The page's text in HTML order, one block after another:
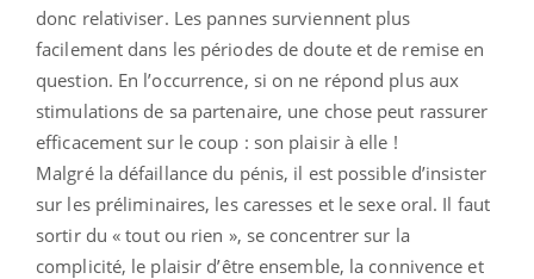
donc relativiser. Les pannes surviennent plus
facilement dans les périodes de doute et de remise en
question. En l’occurrence, si on ne répond plus aux
stimulations de sa partenaire, une chose peut rassurer
efficacement sur le coup : son plaisir à elle !
Malgré la défaillance du pénis, il est possible d’insister
sur les préliminaires, les caresses et le sexe oral. Il faut
sortir du « tout ou rien », se concentrer sur la
complicité, le plaisir d’être ensemble, la connivence et